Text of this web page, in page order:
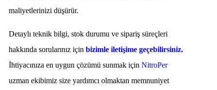
maliyetlerinizi düşürür.
Detaylı teknik bilgi, stok durumu ve sipariş süreçleri
hakkında sorularınız için bizimle iletişime geçebilirsiniz.
İhtiyacınıza en uygun çözümü sunmak için NitroPer
uzman ekibimiz size yardımcı olmaktan memnuniyet